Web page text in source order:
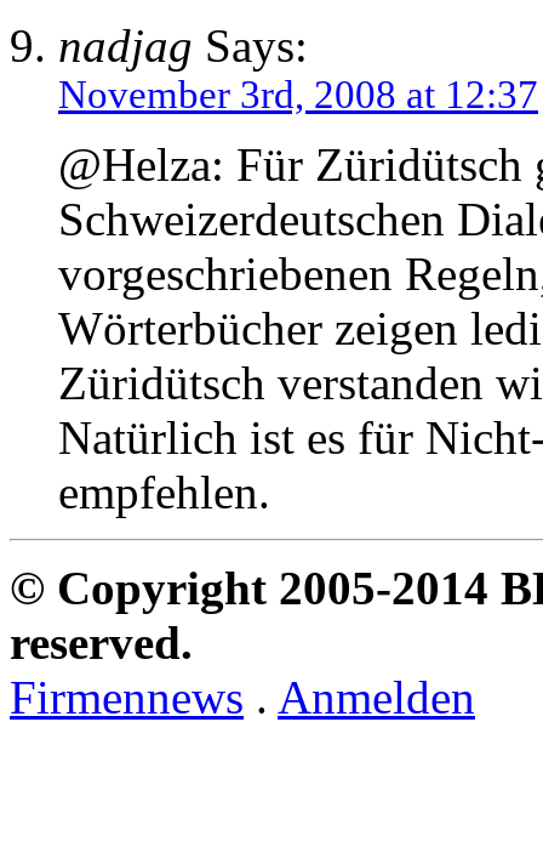
nadjag Says:
November 3rd, 2008 at 12:37
@Helza: Für
Schweizerdeutschen
vorgeschriebenen
Wörterbücher zeigen
Züridütsch verstanden
Natürlich ist es für
empfehlen.
© Copyright 2005-2014
reserved.
Firmennews . Anmelden